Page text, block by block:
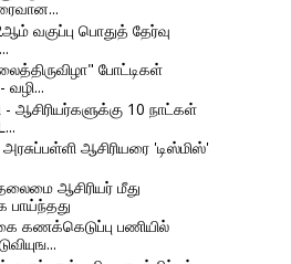
வகுப்பு பொதுத் தேர்வு
போட்டிகள்
வழி...
ஆசிரியர்களுக்கு 10 நாட்கள்
ஆசிரியரை 'டிஸ்மிஸ்'
ஆசிரியர் மீது
பாய்ந்தது
பணியில்